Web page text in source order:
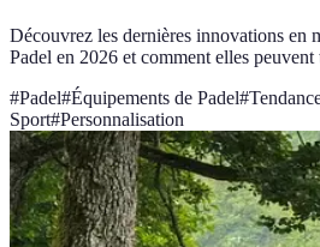
Découvrez les dernières innovations en
Padel en 2026 et comment elles
#Padel#Équipements de Padel#
Sport#Personnalisation